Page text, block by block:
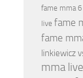
fame mma
live fame
fame
linkiewicz
mma live